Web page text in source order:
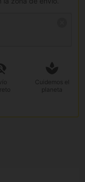
Cuidemos el
planeta